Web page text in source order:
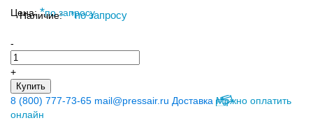
Цена: *по запросу
Наличие: *по запросу
-
+
Купить
8 (800) 777-73-65 mail@pressair.ru Доставка Можно оплатить
онлайн